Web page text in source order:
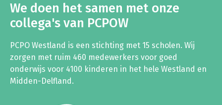
We doen het samen met onze
collega's van PCPOW
PCPO Westland is een stichting met 15 scholen. Wij
zorgen met ruim 460 medewerkers voor goed
onderwijs voor 4100 kinderen in het hele Westland en
Midden-Delfland.